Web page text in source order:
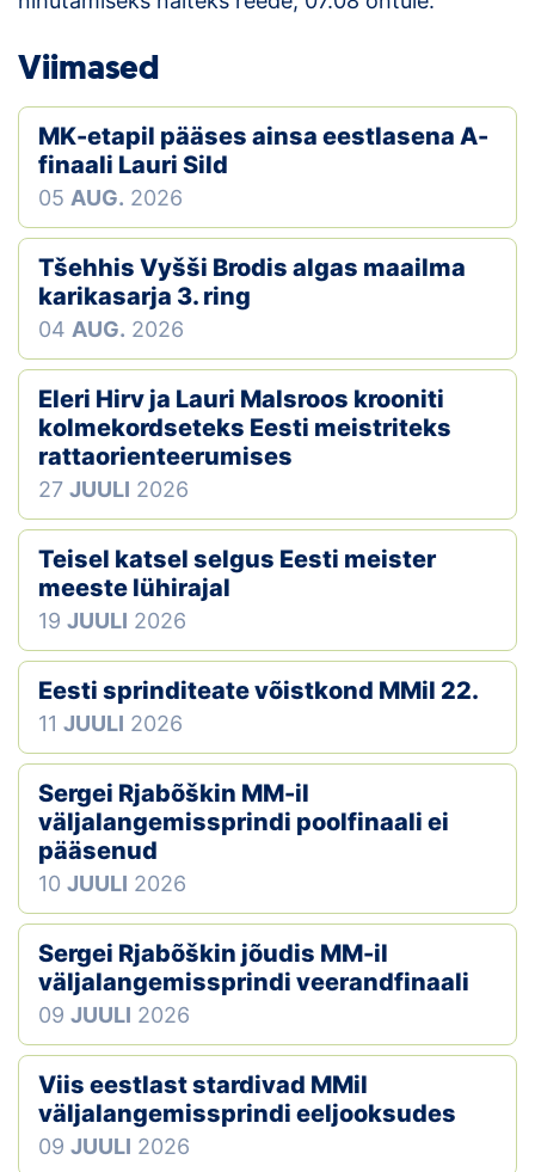
Dokumendid
Klubid
Suletud maastikud
Püsirajad
Ajalugu
Koolitused
Viimased
MK-etapil pääses ainsa eestlasena A-
finaali Lauri Sild
05 AUG. 2026
Tšehhis Vyšši Brodis algas maailma
karikasarja 3. ring
04 AUG. 2026
Eleri Hirv ja Lauri Malsroos krooniti
kolmekordseteks Eesti meistriteks
rattaorienteerumises
27 JUULI 2026
Teisel katsel selgus Eesti meister
meeste lühirajal
19 JUULI 2026
Eesti sprinditeate võistkond MMil 22.
11 JUULI 2026
Sergei Rjabõškin MM-il
väljalangemissprindi poolfinaali ei
pääsenud
10 JUULI 2026
Sergei Rjabõškin jõudis MM-il
väljalangemissprindi veerandfinaali
09 JUULI 2026
Viis eestlast stardivad MMil
väljalangemissprindi eeljooksudes
09 JUULI 2026